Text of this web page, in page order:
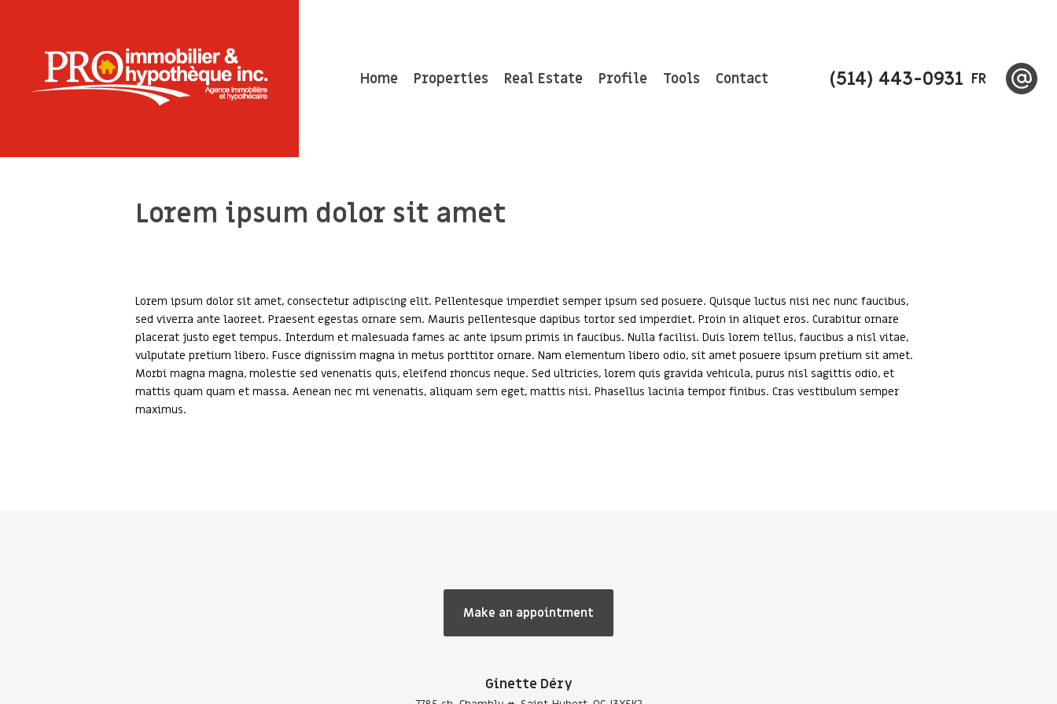
Home Properties Real Estate Profile Tools Contact (514) 443-0931 FR
Lorem ipsum dolor sit amet
Lorem ipsum dolor sit amet, consectetur adipiscing elit. Pellentesque imperdiet semper ipsum sed posuere. Quisque luctus nisi nec nunc faucibus,
sed viverra ante laoreet. Praesent egestas ornare sem. Mauris pellentesque dapibus tortor sed imperdiet. Proin in aliquet eros. Curabitur ornare
placerat justo eget tempus. Interdum et malesuada fames ac ante ipsum primis in faucibus. Nulla facilisi. Duis lorem tellus, faucibus a nisl vitae,
vulputate pretium libero. Fusce dignissim magna in metus porttitor ornare. Nam elementum libero odio, sit amet posuere ipsum pretium sit amet.
Morbi magna magna, molestie sed venenatis quis, eleifend rhoncus neque. Sed ultricies, lorem quis gravida vehicula, purus nisl sagittis odio, et
mattis quam quam et massa. Aenean nec mi venenatis, aliquam sem eget, mattis nisi. Phasellus lacinia tempor finibus. Cras vestibulum semper
maximus.
Make an appointment
Ginette Déry